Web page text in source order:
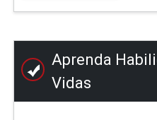
Aprenda
Vidas